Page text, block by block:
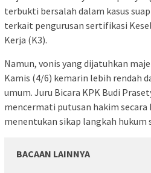
terbukti bersalah dalam kasus
terkait pengurusan sertifikasi
Kerja (K3).
Namun, vonis yang dijatuhkan
Kamis (4/6) kemarin lebih rendah
umum. Juru Bicara KPK Budi
mencermati putusan hakim
menentukan sikap langkah hukum
BACAAN LAINNYA